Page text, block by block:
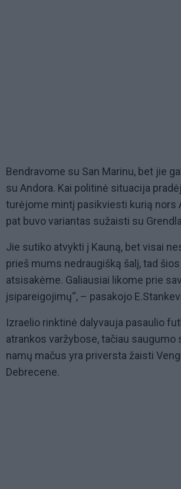
Bendravome su San Marinu, bet jie
su Andora. Kai politinė situacija
turėjome mintį pasikviesti kurią nors
pat buvo variantas sužaisti su
Jie sutiko atvykti į Kauną, bet visai
prieš mums nedraugišką šalį, tad
atsisakėme. Galiausiai likome prie
įsipareigojimų“, – pasakojo
Izraelio rinktinė dalyvauja pasaulio
atrankos varžybose, tačiau saugumo
namų mačus yra priversta žaisti
Debrecene.